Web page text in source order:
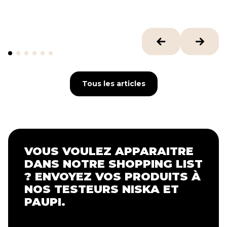
Tous les articles
Tous les articles
VOUS VOULEZ APPARAITRE
DANS NOTRE SHOPPING LIST
? ENVOYEZ VOS PRODUITS À
NOS TESTEURS NISKA ET
PAUPI.